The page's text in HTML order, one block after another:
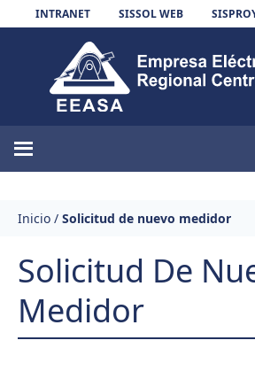
Skip to content
INTRANET SISSOL WEB
EEASA
Inicio / Solicitud de nuevo medidor
Solicitud De
Medidor